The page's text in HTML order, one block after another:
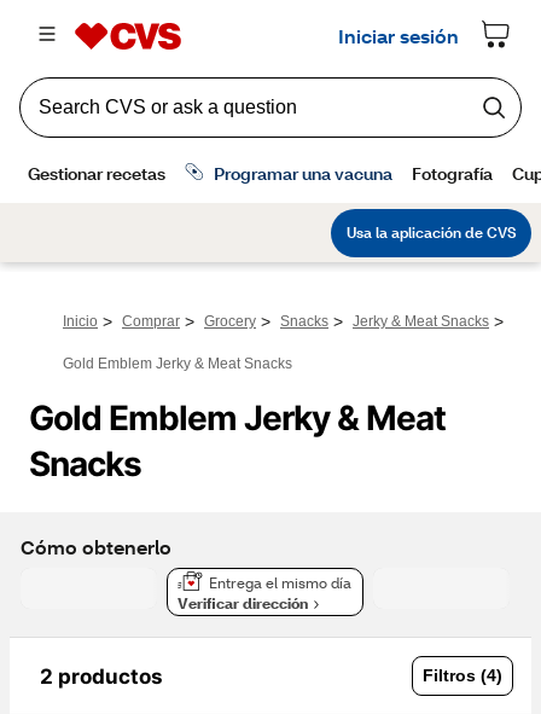
Inicio > Comprar > Grocery > Snacks > Jerky & Meat Snacks >
Gold Emblem Jerky & Meat Snacks
Gold Emblem Jerky & Meat
Snacks
Cómo obtenerlo
Entrega el mismo día
Verificar dirección
2 productos Filtros (4)